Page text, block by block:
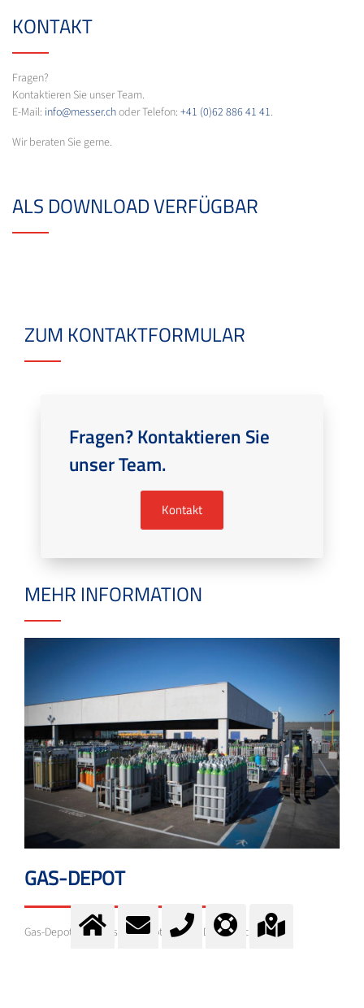
KONTAKT
Fragen?
Kontaktieren Sie unser Team.
E-Mail: info@messer.choder Telefon: +41 (0)62 886 41 41.
Wir beraten Sie gerne.
ALS DOWNLOAD VERFÜGBAR
ZUM KONTAKTFORMULAR
Fragen? Kontaktieren Sie
unser Team.
Kontakt
MEHR INFORMATION
GAS-DEPOT
Gas-Depot - Depotliste - Depot-Finder - Depot suchen